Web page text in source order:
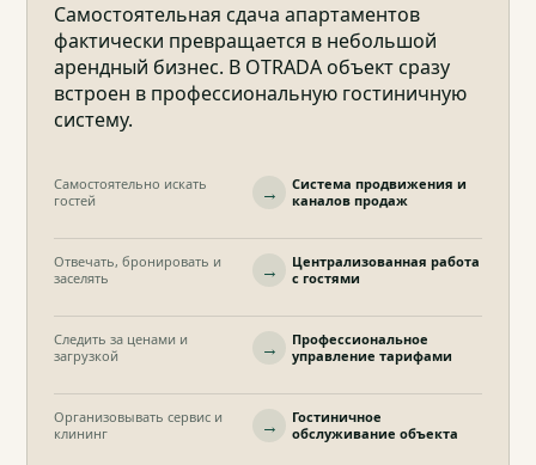
Самостоятельная сдача апартаментов
фактически превращается в небольшой
арендный бизнес. В OTRADA объект сразу
встроен в профессиональную гостиничную
систему.
Самостоятельно искать
гостей
→
Система продвижения и
каналов продаж
Отвечать, бронировать и
заселять
→
Централизованная работа
с гостями
Следить за ценами и
загрузкой
→
Профессиональное
управление тарифами
Организовывать сервис и
клининг
→
Гостиничное
обслуживание объекта